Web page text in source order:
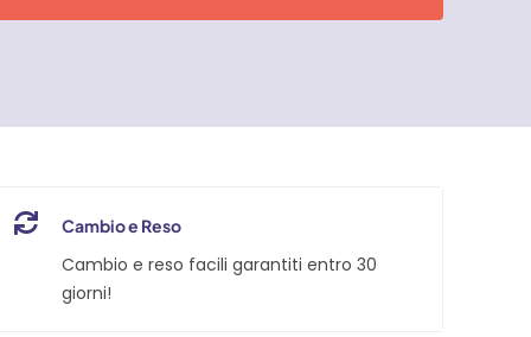
Cambio e Reso
Cambio e reso facili garantiti entro 30
giorni!